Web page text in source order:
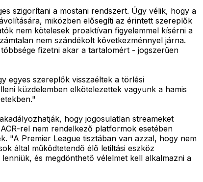
szigorítani a mostani rendszert. Úgy vélik, hogy a
miközben elősegíti az érintett szereplők
nem kötelesek proaktívan figyelemmel kísérni a
nem szándékolt következménnyel járna.
fizetni akar a tartalomért - jogszerűen
egyes szereplők visszaéltek a törlési
küzdelemben elkötelezettek vagyunk a hamis
hogy jogosulatlan streameket
rel nem rendelkező platformok esetében
"A Premier League tisztában van azzal, hogy nem
által működtetendő élő letiltási eszköz
és megdönthető vélelmet kell alkalmazni a